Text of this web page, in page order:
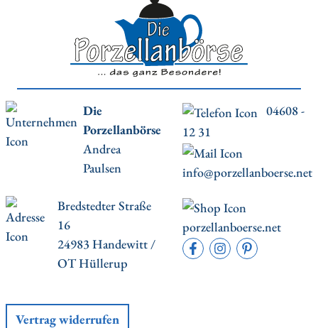
Die
Porzellanbörse
Andrea
Paulsen
04608 -
12 31
info@porzellanboerse.net
Bredstedter Straße
16
24983 Handewitt /
OT Hüllerup
porzellanboerse.net
Vertrag widerrufen